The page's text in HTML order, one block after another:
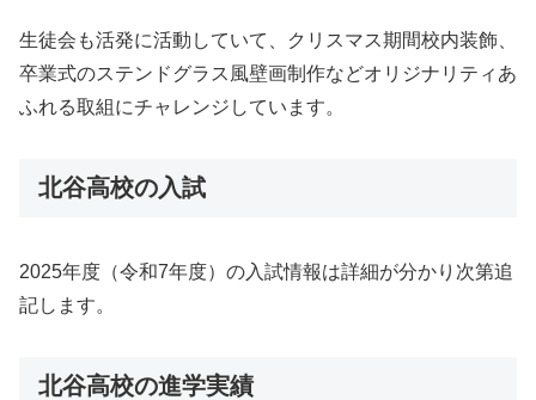
生徒会も活発に活動していて、クリスマス期間校内装飾、
卒業式のステンドグラス風壁画制作などオリジナリティあ
ふれる取組にチャレンジしています。
北谷高校の入試
2025年度（令和7年度）の入試情報は詳細が分かり次第追
記します。
北谷高校の進学実績